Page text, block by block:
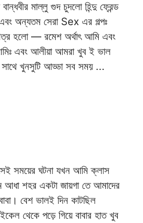
মাল্লু গুদ চুদলো হিন্দু ফ্রেন্ড
অন্যতম সেরা Sex এর গল্পঃ
হলো — রমেশ অর্থাৎ আমি এবং
এবং আলীয়া আমরা খুব ই ভাল
খুনসুটি আড্ডা সব সময় ...
সেই সময়ের ঘটনা যখন আমি ক্লাস
আধা শহর একটা জায়গা তে আমাদের
বেশ ভালই দিন কাটছিল
থেকে পড়ে গিয়ে বাবার হাত খুব